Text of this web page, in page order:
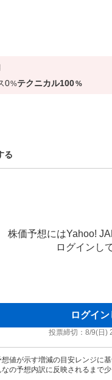
0%テクニカル100%
る
株価予想にはYahoo!
ログインし
ログイ
投票締切： 8/9(日)
値が示す増減の目安レンジに基
の予想内訳に反映されるまで